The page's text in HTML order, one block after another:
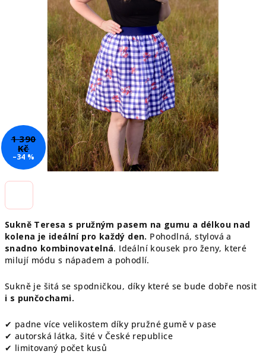
Sukně Teresa s pružným pasem na gumu a délkou nad
kolena je ideální pro každý den. Pohodlná, stylová a
snadno kombinovatelná. Ideální kousek pro ženy, které
milují módu s nápadem a pohodlí.
Sukně je šitá se spodničkou, díky které se bude dobře nosit
i s punčochami.
✔ padne více velikostem díky pružné gumě v pase
✔ autorská látka, šité v České republice
✔ limitovaný počet kusů
1 390
Kč
–34 %